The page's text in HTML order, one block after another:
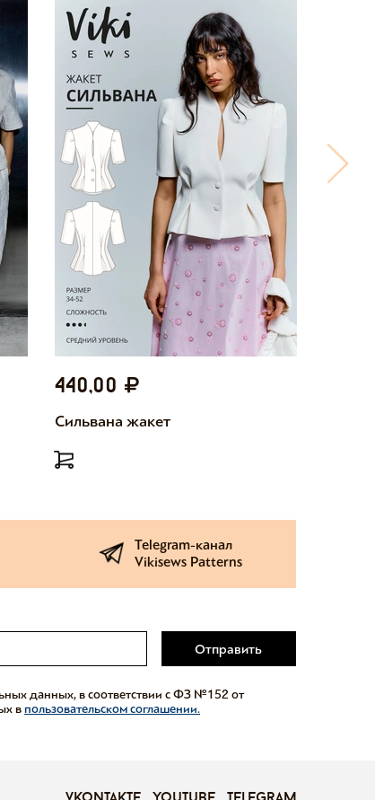
440,00
Сильвана жакет
Telegram-канал
Vikisews Patterns
Отправить
данных, в соответствии с ФЗ №152 от
впользовательском соглашении.